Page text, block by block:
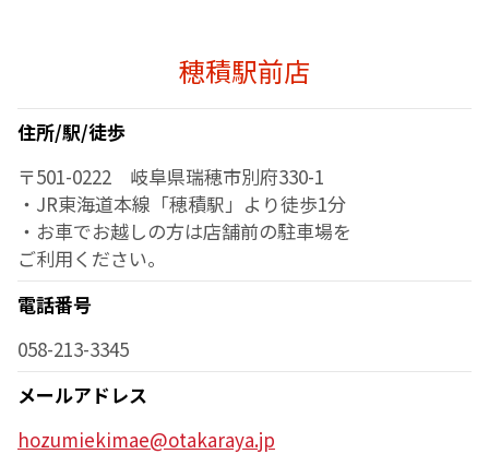
穂積駅前店
住所/駅/徒歩
〒501-0222 岐阜県瑞穂市別府330-1
・JR東海道本線「穂積駅」より徒歩1分
・お車でお越しの方は店舗前の駐車場を
ご利用ください。
電話番号
058-213-3345
メールアドレス
hozumiekimae@otakaraya.jp